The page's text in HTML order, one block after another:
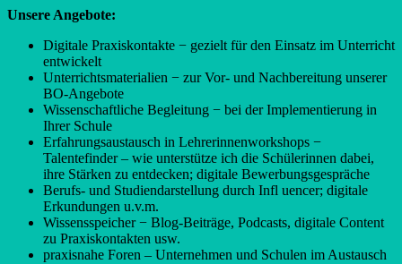
Unsere Angebote:
Digitale Praxiskontakte − gezielt für den Einsatz im Unterricht
entwickelt
Unterrichtsmaterialien − zur Vor- und Nachbereitung unserer
BO-Angebote
Wissenschaftliche Begleitung − bei der Implementierung in
Ihrer Schule
Erfahrungsaustausch in Lehrerinnenworkshops −
Talentefinder – wie unterstütze ich die Schülerinnen dabei,
ihre Stärken zu entdecken; digitale Bewerbungsgespräche
Berufs- und Studiendarstellung durch Infl uencer; digitale
Erkundungen u.v.m.
Wissensspeicher − Blog-Beiträge, Podcasts, digitale Content
zu Praxiskontakten usw.
praxisnahe Foren – Unternehmen und Schulen im Austausch